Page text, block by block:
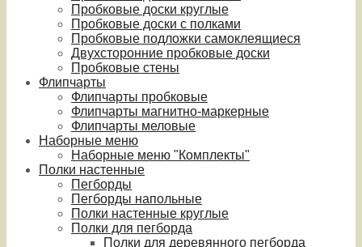
Пробковые доски круглые
Пробковые доски с полками
Пробковые подложки самоклеящиеся
Двухсторонние пробковые доски
Пробковые стены
Флипчарты
Флипчарты пробковые
Флипчарты магнитно-маркерные
Флипчарты меловые
Наборные меню
Наборные меню "Комплекты"
Полки настенные
Пегборды
Пегборды напольные
Полки настенные круглые
Полки для пегборда
Полки для деревянного пегборда